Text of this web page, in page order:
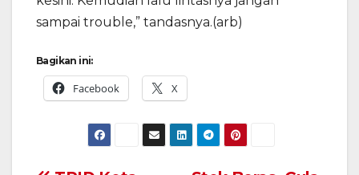
sampai trouble,” tandasnya.(arb)
Bagikan ini:
Facebook X